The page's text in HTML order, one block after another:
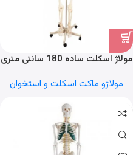
مولاژ اسکلت ساده 180 سانتی متری
مولاژو ماکت اسکلت و استخوان